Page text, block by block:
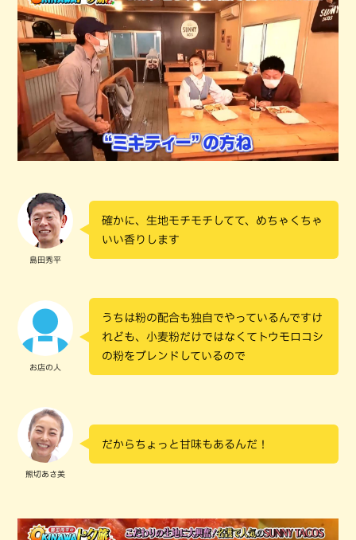
島田秀平
確かに、生地モチモチしてて、めちゃくちゃ
いい香りします
お店の人
うちは粉の配合も独自でやっているんですけ
れども、小麦粉だけではなくてトウモロコシ
の粉をブレンドしているので
熊切あさ美
だからちょっと甘味もあるんだ！